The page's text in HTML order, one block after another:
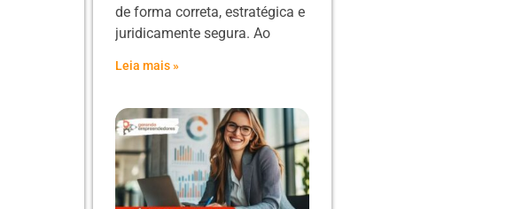
de forma correta, estratégica e
juridicamente segura. Ao
Leia mais »